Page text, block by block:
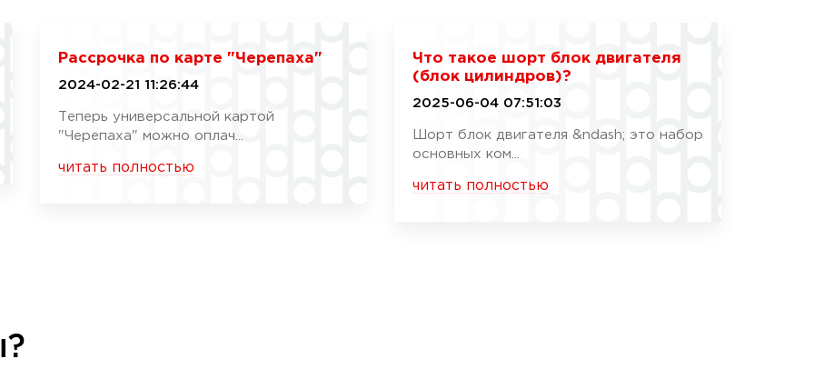
Рассрочка по карте "Черепаха"
2024-02-21 11:26:44
Теперь универсальной картой
"Черепаха" можно оплач...
читать полностью
Что такое шорт блок двигателя
(блок цилиндров)?
2025-06-04 07:51:03
Шорт блок двигателя &ndash; это набор
основных ком...
читать полностью